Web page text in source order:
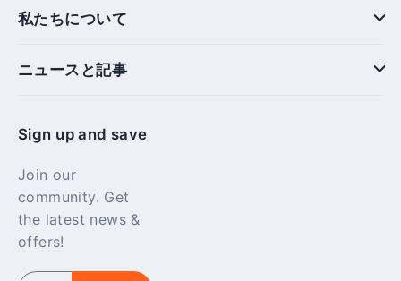
私たちについて
ニュースと記事
Sign up and save
Join our
community. Get
the latest news &
offers!